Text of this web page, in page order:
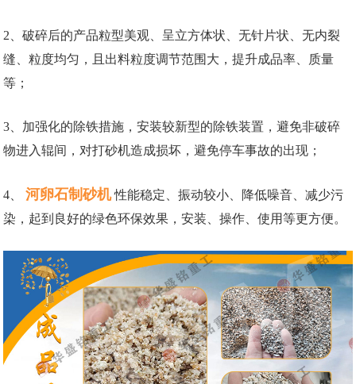
2、破碎后的产品粒型美观、呈立方体状、无针片状、无内裂
缝、粒度均匀，且出料粒度调节范围大，提升成品率、质量
等；
3、加强化的除铁措施，安装较新型的除铁装置，避免非破碎
物进入辊间，对打砂机造成损坏，避免停车事故的出现；
4、 河卵石制砂机 性能稳定、振动较小、降低噪音、减少污
染，起到良好的绿色环保效果，安装、操作、使用等更方便。